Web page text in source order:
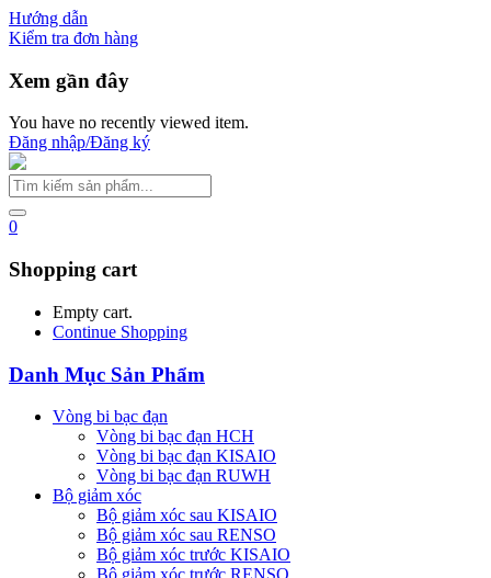
Hướng dẫn
Kiểm tra đơn hàng
Xem gần đây
You have no recently viewed item.
Đăng nhập/Đăng ký
0
Shopping cart
Empty cart.
Continue Shopping
Danh Mục Sản Phẩm
Vòng bi bạc đạn
Vòng bi bạc đạn HCH
Vòng bi bạc đạn KISAIO
Vòng bi bạc đạn RUWH
Bộ giảm xóc
Bộ giảm xóc sau KISAIO
Bộ giảm xóc sau RENSO
Bộ giảm xóc trước KISAIO